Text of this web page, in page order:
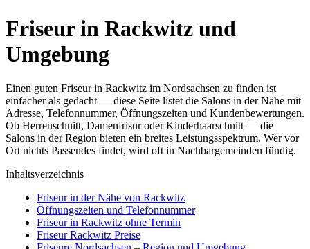
Friseur in Rackwitz und
Umgebung
Einen guten Friseur in Rackwitz im Nordsachsen zu finden ist
einfacher als gedacht — diese Seite listet die Salons in der Nähe mit
Adresse, Telefonnummer, Öffnungszeiten und Kundenbewertungen.
Ob Herrenschnitt, Damenfrisur oder Kinderhaarschnitt — die
Salons in der Region bieten ein breites Leistungsspektrum. Wer vor
Ort nichts Passendes findet, wird oft in Nachbargemeinden fündig.
Inhaltsverzeichnis
Friseur in der Nähe von Rackwitz
Öffnungszeiten und Telefonnummer
Friseur in Rackwitz ohne Termin
Friseur Rackwitz Preise